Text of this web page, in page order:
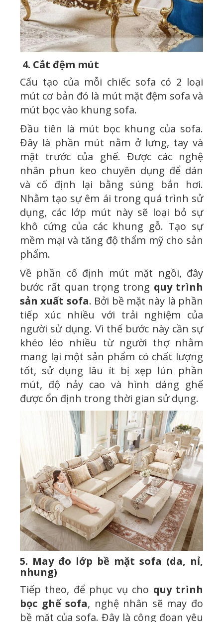
4. Cắt đệm mút
Cấu tạo của mỗi chiếc sofa có 2 loại
mút cơ bản đó là mút mặt đệm sofa và
mút bọc vào khung sofa.
Đầu tiên là mút bọc khung của sofa.
Đây là phần mút nằm ở lưng, tay và
mặt trước của ghế. Được các nghệ
nhân phun keo chuyên dụng để dán
và cố định lại bằng súng bắn hơi.
Nhằm tạo sự êm ái trong quá trình sử
dụng, các lớp mút này sẽ loại bỏ sự
khô cứng của các khung gỗ. Tạo sự
mềm mại và tăng độ thẩm mỹ cho sản
phẩm.
Về phần cố định mút mặt ngồi, đây
bước rất quan trọng trong quy trình
sản xuất sofa. Bởi bề mặt này là phần
tiếp xúc nhiều với trải nghiệm của
người sử dụng. Vì thế bước này cần sự
khéo léo nhiều từ người thợ nhằm
mang lại một sản phẩm có chất lượng
tốt, sử dụng lâu ít bị xẹp lún phần
mút, độ nảy cao và hình dáng ghế
được ổn định trong thời gian sử dụng.
5. May đo lớp bề mặt sofa (da, nỉ,
nhung)
Tiếp theo, để phục vụ cho quy trình
bọc ghế sofa, nghệ nhân sẽ may đo
bề mặt của sofa. Đây là công đoạn yêu